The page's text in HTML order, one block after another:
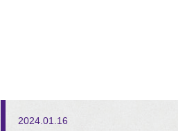
2024.01.16